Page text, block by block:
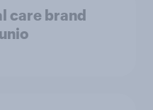
care brand